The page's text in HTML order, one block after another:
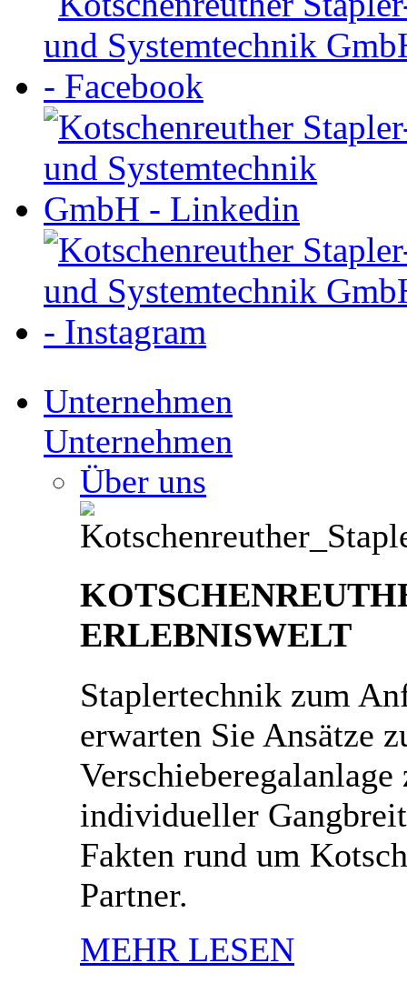
Unternehmen
Unternehmen
Über uns
ERLEBNISWELT
Staplertechnik zum
erwarten Sie Ansätze
individueller
Fakten rund um
Partner.
MEHR LESEN